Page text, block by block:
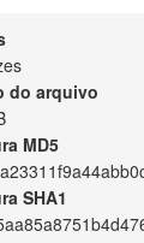
do arquivo
MD5
SHA1